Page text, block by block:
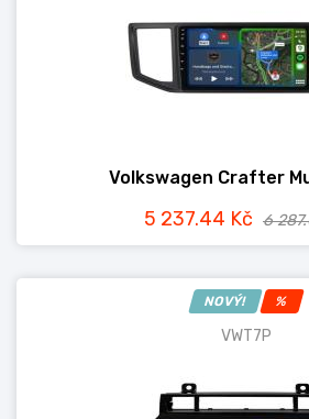
Volkswagen Crafter
5 237.44 Kč 6
NOVÝ! %
VWT7P